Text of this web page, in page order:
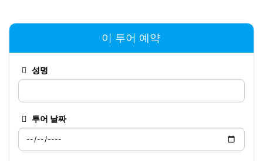
이 투어 예약
성명
투어 날짜